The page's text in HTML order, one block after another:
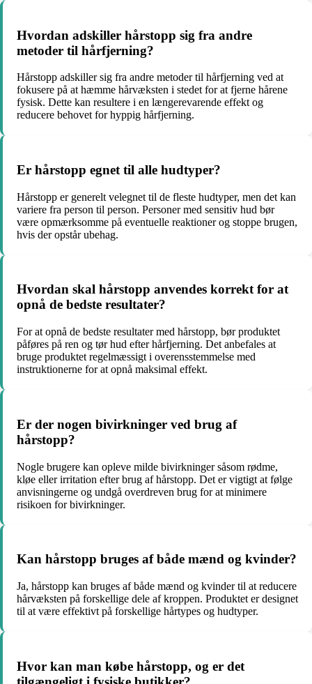
Hvordan adskiller hårstopp sig fra andre
metoder til hårfjerning?
Hårstopp adskiller sig fra andre metoder til hårfjerning ved at
fokusere på at hæmme hårvæksten i stedet for at fjerne hårene
fysisk. Dette kan resultere i en længerevarende effekt og
reducere behovet for hyppig hårfjerning.
Er hårstopp egnet til alle hudtyper?
Hårstopp er generelt velegnet til de fleste hudtyper, men det kan
variere fra person til person. Personer med sensitiv hud bør
være opmærksomme på eventuelle reaktioner og stoppe brugen,
hvis der opstår ubehag.
Hvordan skal hårstopp anvendes korrekt for at
opnå de bedste resultater?
For at opnå de bedste resultater med hårstopp, bør produktet
påføres på ren og tør hud efter hårfjerning. Det anbefales at
bruge produktet regelmæssigt i overensstemmelse med
instruktionerne for at opnå maksimal effekt.
Er der nogen bivirkninger ved brug af
hårstopp?
Nogle brugere kan opleve milde bivirkninger såsom rødme,
kløe eller irritation efter brug af hårstopp. Det er vigtigt at følge
anvisningerne og undgå overdreven brug for at minimere
risikoen for bivirkninger.
Kan hårstopp bruges af både mænd og kvinder?
Ja, hårstopp kan bruges af både mænd og kvinder til at reducere
hårvæksten på forskellige dele af kroppen. Produktet er designet
til at være effektivt på forskellige hårtypes og hudtyper.
Hvor kan man købe hårstopp, og er det